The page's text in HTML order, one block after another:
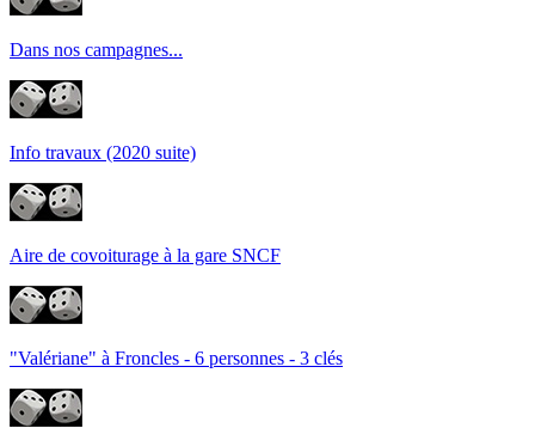
Dans nos campagnes...
Info travaux (2020 suite)
Aire de covoiturage à la gare SNCF
"Valériane" à Froncles - 6 personnes - 3 clés